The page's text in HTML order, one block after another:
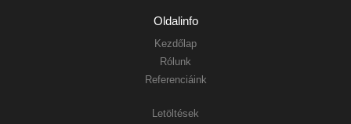
Oldalinfo
Kezdőlap
Rólunk
Referenciáink
Letöltések